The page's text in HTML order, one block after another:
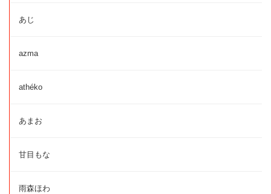
あじ
azma
athéko
あまお
甘目もな
雨森ほわ